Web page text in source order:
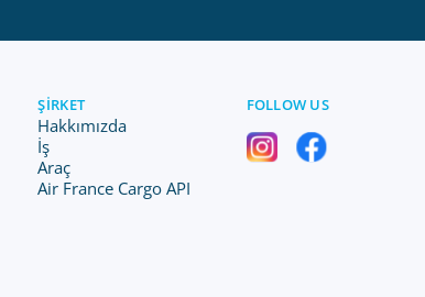
ŞIRKET
Hakkımızda
İş
Araç
Air France Cargo API
FOLLOW US